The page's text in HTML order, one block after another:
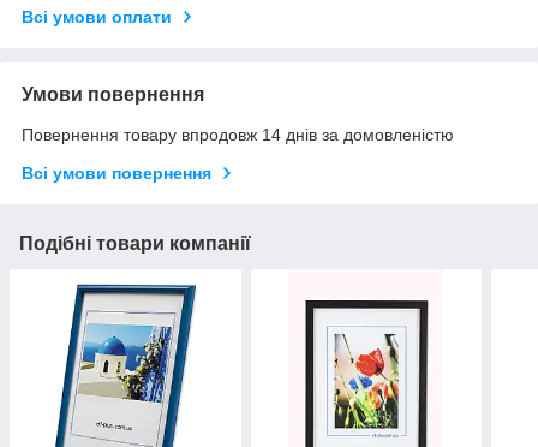
Всі умови оплати
Умови повернення
Повернення товару впродовж 14 днів за домовленістю
Всі умови повернення
Подібні товари компанії